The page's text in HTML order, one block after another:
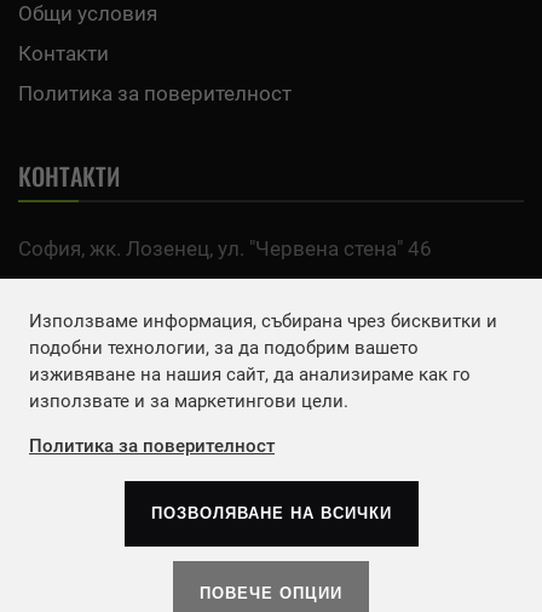
Общи условия
Контакти
Политика за поверителност
КОНТАКТИ
София, жк. Лозенец, ул. "Червена стена" 46
Email: office@agro.bg
FACEBOOK
Copyrights © 2026Агенция Европа ЕООД
права запазени.
Използваме информация, събирана чрез бисквитки и
подобни технологии, за да подобрим вашето
изживяване на нашия сайт, да анализираме как го
използвате и за маркетингови цели.
Политика за поверителност
ПОЗВОЛЯВАНЕ НА ВСИЧКИ
ПОВЕЧЕ ОПЦИИ